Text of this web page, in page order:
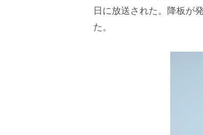
日に放送された。降板が
た。